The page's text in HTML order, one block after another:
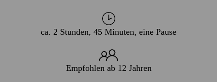
ca. 2 Stunden, 45 Minuten, eine Pause
Empfohlen ab 12 Jahren